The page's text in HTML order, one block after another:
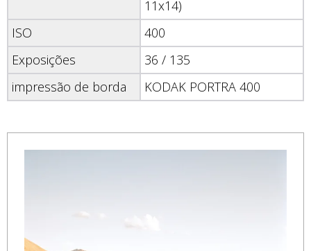
11x14)
ISO
400
Exposições
36 / 135
impressão de borda
KODAK PORTRA 400